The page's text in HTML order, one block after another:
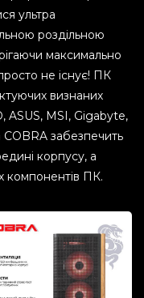
ультра
роздільною
максимально
не існує! ПК
визнаних
ASUS, MSI, Gigabyte,
забезпечить
корпусу, а
компонентів ПК.